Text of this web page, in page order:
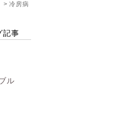
冷房病
記事
ル